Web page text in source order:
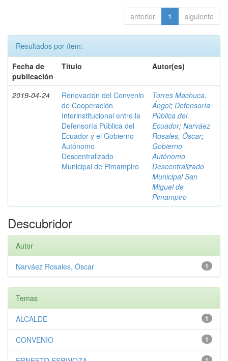
anterior 1 siguiente
Resultados por ítem:
Fecha de
publicación
Título Autor(es)
2019-04-24
Renovación del Convenio
de Cooperación
Interinstitucional entre la
Defensoría Pública del
Ecuador y el Gobierno
Autónomo
Descentralizado
Municipal de Pimampiro
Torres Machuca,
Ángel; Defensoría
Pública del
Ecuador; Narváez
Rosales, Óscar;
Gobierno
Autónomo
Descentralizado
Municipal San
Miguel de
Pimampiro
Descubridor
Autor
1
Narváez Rosales, Óscar
Temas
1
ALCALDE
1
CONVENIO